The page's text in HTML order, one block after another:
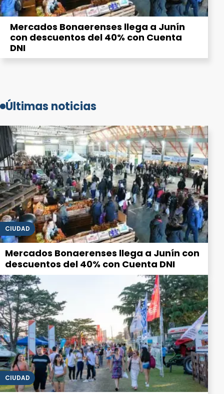
Mercados Bonaerenses llega a Junín
con descuentos del 40% con Cuenta
DNI
Últimas noticias
CIUDAD
Mercados Bonaerenses llega a Junín con
descuentos del 40% con Cuenta DNI
CIUDAD